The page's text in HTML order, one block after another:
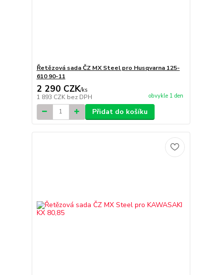
Řetězová sada ČZ MX Steel pro Husqvarna 125-
610 90-11
2 290 CZK/ks
1 893 CZK bez DPH obvykle 1 den
Přidat do košíku